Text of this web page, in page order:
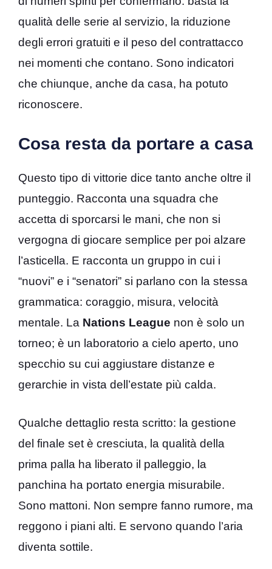
qualità delle serie al servizio, la riduzione
degli errori gratuiti e il peso del contrattacco
nei momenti che contano. Sono indicatori
che chiunque, anche da casa, ha potuto
riconoscere.
Cosa resta da portare a casa
Questo tipo di vittorie dice tanto anche oltre il
punteggio. Racconta una squadra che
accetta di sporcarsi le mani, che non si
vergogna di giocare semplice per poi alzare
l’asticella. E racconta un gruppo in cui i
“nuovi” e i “senatori” si parlano con la stessa
grammatica: coraggio, misura, velocità
mentale. La Nations League non è solo un
torneo; è un laboratorio a cielo aperto, uno
specchio su cui aggiustare distanze e
gerarchie in vista dell’estate più calda.
Qualche dettaglio resta scritto: la gestione
del finale set è cresciuta, la qualità della
prima palla ha liberato il palleggio, la
panchina ha portato energia misurabile.
Sono mattoni. Non sempre fanno rumore, ma
reggono i piani alti. E servono quando l’aria
diventa sottile.